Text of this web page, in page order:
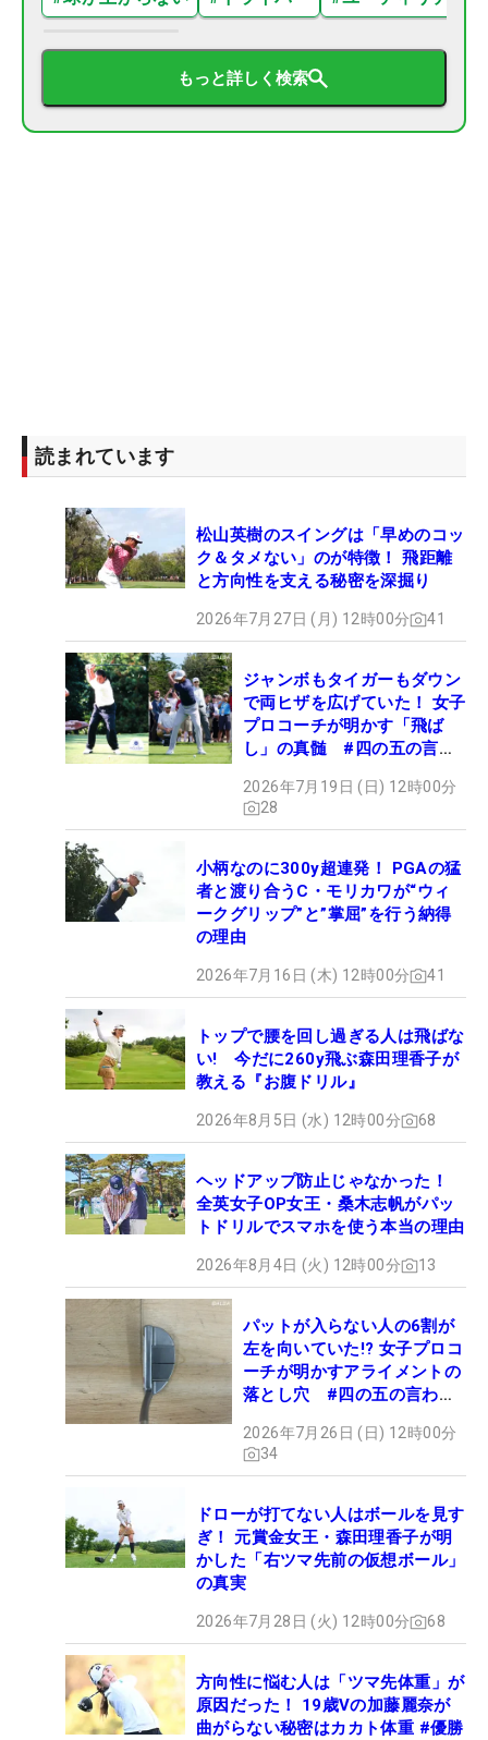
もっと詳しく検索
読まれています
松山英樹のスイングは「早めのコッ
ク＆タメない」のが特徴！ 飛距離
と方向性を支える秘密を深掘り
2026年7月27日 (月) 12時00分 41
ジャンボもタイガーもダウン
で両ヒザを広げていた！ 女子
プロコーチが明かす「飛ば
し」の真髄 #四の五の言わ
2026年7月19日 (日) 12時00分
28
小柄なのに300y超連発！ PGAの猛
者と渡り合うC・モリカワが“ウィ
ークグリップ”と”掌屈”を行う納得
の理由
2026年7月16日 (木) 12時00分 41
トップで腰を回し過ぎる人は飛ばな
い! 今だに260y飛ぶ森田理香子が
教える『お腹ドリル』
2026年8月5日 (水) 12時00分 68
ヘッドアップ防止じゃなかった！
全英女子OP女王・桑木志帆がパッ
トドリルでスマホを使う本当の理由
2026年8月4日 (火) 12時00分 13
パットが入らない人の6割が
左を向いていた!? 女子プロコ
ーチが明かすアライメントの
落とし穴 #四の五の言わず
2026年7月26日 (日) 12時00分
34
ドローが打てない人はボールを見す
ぎ！ 元賞金女王・森田理香子が明
かした「右ツマ先前の仮想ボール」
の真実
2026年7月28日 (火) 12時00分 68
方向性に悩む人は「ツマ先体重」が
原因だった！ 19歳Vの加藤麗奈が
曲がらない秘密はカカト体重 #優勝